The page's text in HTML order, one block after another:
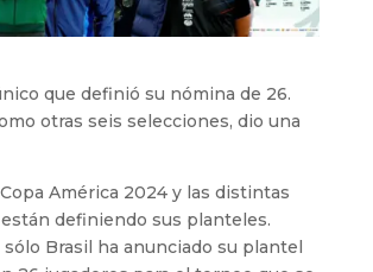
que definió su nómina de 26.
otras seis selecciones, dio una
América 2024 y las distintas
definiendo sus planteles.
sólo Brasil ha anunciado su plantel